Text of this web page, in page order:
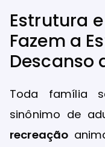
Estrutura
Fazem a
Descanso
Toda família
sinônimo de
recreação